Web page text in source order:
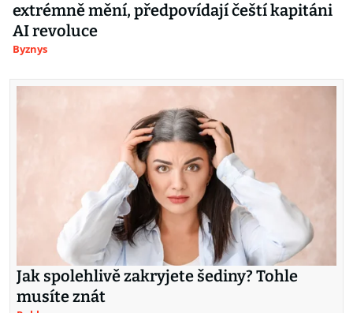
extrémně mění, předpovídají čeští kapitáni
AI revoluce
Byznys
Jak spolehlivě zakryjete šediny? Tohle
musíte znát